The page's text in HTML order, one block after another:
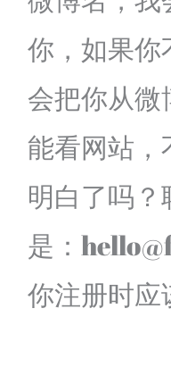
你，如果你
会把你从微
能看网站，
明白了吗
是：
你注册时应